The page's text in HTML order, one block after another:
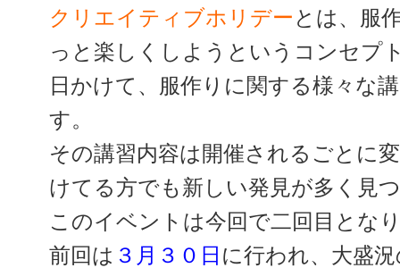
クリエイティブホリデー とは、服
っと楽しくしようというコンセプ
日かけて、服作りに関する様々な
す。
その講習内容は開催されるごとに
けてる方でも新しい発見が多く見
このイベントは今回で二回目とな
前回は ３月３０日 に行われ、大盛